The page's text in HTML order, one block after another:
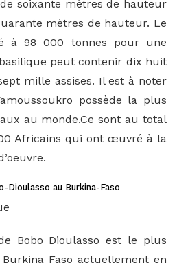
soixante mètres de hauteur
mètres de hauteur. Le
à98 000 tonnes pour une
peut contenir dix huit
mille assises. Il est à noter
possède la plus
au monde.Ce sont au total
Africains qui ont œuvré à la
Dioulasso au Burkina-Faso
Bobo Dioulasso est le plus
Faso actuellement en